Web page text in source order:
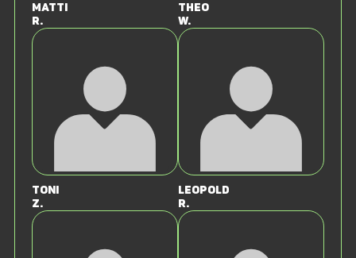
Matti
R.
Theo
W.
Toni
Z.
Leopold
R.